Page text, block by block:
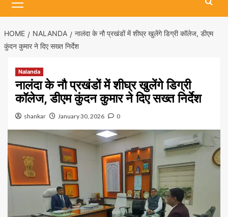
Menu
HOME NALANDA
नालंदा के नौ प्रखंडों में शीघ्र खुलेंगे डिग्री कॉलेज, डीएम
कुंदन कुमार ने दिए सख्त निर्देश
Nalanda
नालंदा के नौ प्रखंडों में शीघ्र खुलेंगे डिग्री
कॉलेज, डीएम कुंदन कुमार ने दिए सख्त निर्देश
shankar January 30, 2026 0